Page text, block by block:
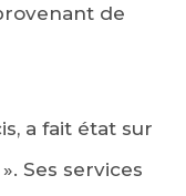
de
a fait état sur
Ses services